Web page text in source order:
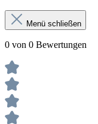
Menü schließen
0 von 0 Bewertungen